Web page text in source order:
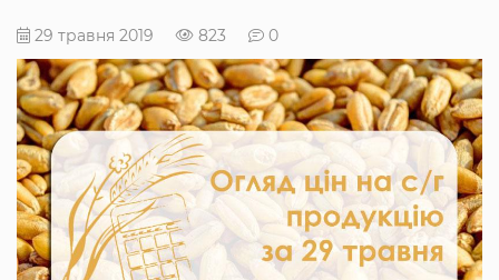
29 травня 2019 823 0